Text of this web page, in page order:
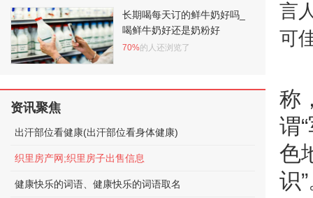
言
可
称
谓
色
识
长期喝每天订的鲜牛奶好吗_
喝鲜牛奶好还是奶粉好
70%的人还浏览了
资讯聚焦
出汗部位看健康(出汗部位看身体健康)
织里房产网;织里房子出售信息
健康快乐的词语、健康快乐的词语取名